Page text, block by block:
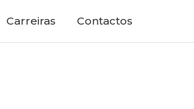
Carreiras Contactos